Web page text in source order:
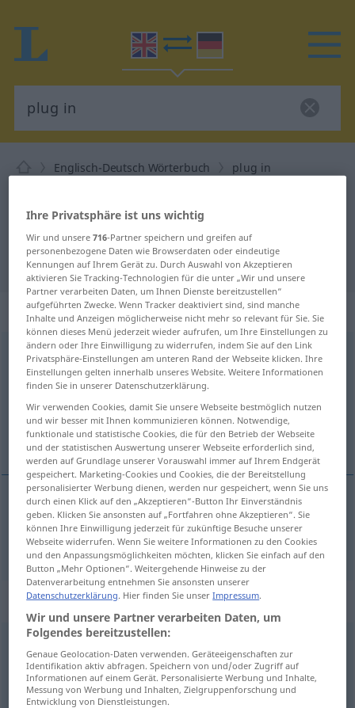
Englisch-Deutsch Wörterbuch plug in
"plug in"
"plug in" Deutsch Übersetzung
„plug in“: transitive verb
plug inv/t <trennb>
Übersicht aller Übersetzungen
(Für mehr Details die Übersetzung anklicken/antippen)
einstöpseln
einstöpseln plug in
„plug in“: intransitive verb
plug in
Übersicht aller Übersetzungen
(Für mehr Details die Übersetzung anklicken/antippen)
Ihre Privatsphäre ist uns wichtig
Wir und unsere716-Partner speichern und greifen auf
personenbezogene Daten wie Browserdaten oder eindeutige
Kennungen auf Ihrem Gerät zu. Durch Auswahl von Akzeptieren
aktivieren Sie Tracking-Technologien für die unter „Wir und unsere
Partner verarbeiten Daten, um Ihnen Dienste bereitzustellen“
aufgeführten Zwecke. Wenn Tracker deaktiviert sind, sind manche
Inhalte und Anzeigen möglicherweise nicht mehr so relevant für Sie. Sie
können dieses Menü jederzeit wieder aufrufen, um Ihre Einstellungen zu
ändern oder Ihre Einwilligung zu widerrufen, indem Sie auf den Link
Privatsphäre-Einstellungen am unteren Rand der Webseite klicken. Ihre
Einstellungen gelten innerhalb unseres Website. Weitere Informationen
finden Sie in unserer Datenschutzerklärung.
Wir verwenden Cookies, damit Sie unsere Webseite bestmöglich nutzen
und wir besser mit Ihnen kommunizieren können. Notwendige,
funktionale und statistische Cookies, die für den Betrieb der Webseite
und der statistischen Auswertung unserer Webseite erforderlich sind,
werden auf Grundlage unserer Vorauswahl immer auf Ihrem Endgerät
gespeichert. Marketing-Cookies und Cookies, die der Bereitstellung
personalisierter Werbung dienen, werden nur gespeichert, wenn Sie uns
durch einen Klick auf den „Akzeptieren“-Button Ihr Einverständnis
geben. Klicken Sie ansonsten auf „Fortfahren ohne Akzeptieren“. Sie
können Ihre Einwilligung jederzeit für zukünftige Besuche unserer
Webseite widerrufen. Wenn Sie weitere Informationen zu den Cookies
und den Anpassungsmöglichkeiten möchten, klicken Sie einfach auf den
Button „Mehr Optionen“. Weitergehende Hinweise zu der
Datenverarbeitung entnehmen Sie ansonsten unserer
Datenschutzerklärung. Hier finden Sie unserImpressum.
Wir und unsere Partner verarbeiten Daten, um
Folgendes bereitzustellen:
Genaue Geolocation-Daten verwenden. Geräteeigenschaften zur
Identifikation aktiv abfragen. Speichern von und/oder Zugriff auf
Informationen auf einem Gerät. Personalisierte Werbung und Inhalte,
Messung von Werbung und Inhalten, Zielgruppenforschung und
Entwicklung von Dienstleistungen.